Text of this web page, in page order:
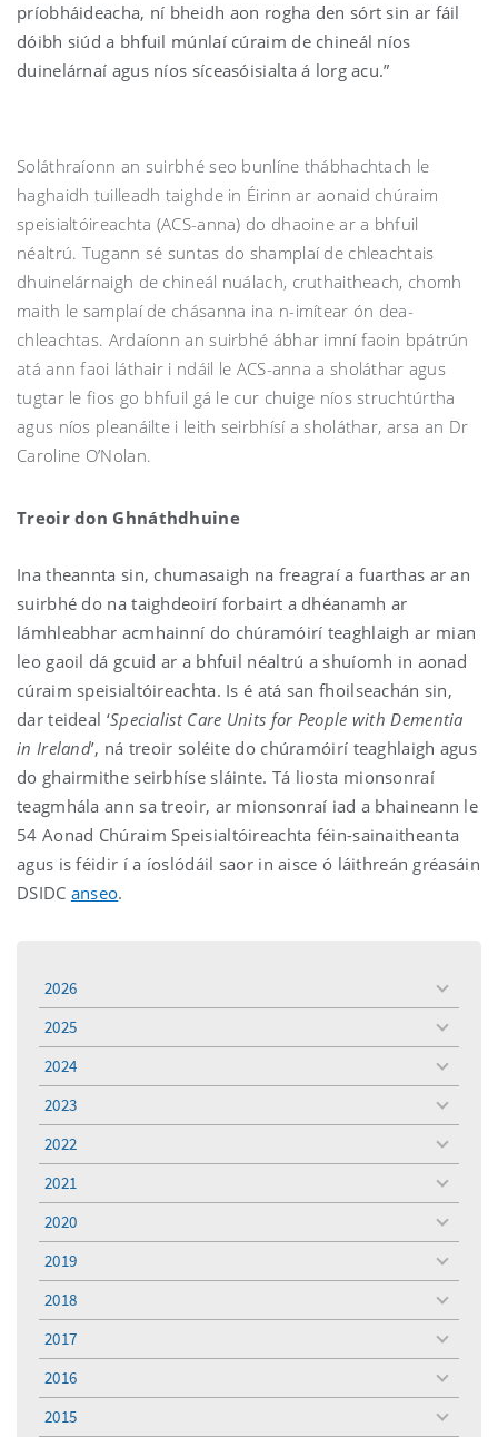
príobháideacha, ní bheidh aon rogha den sórt sin ar fáil
dóibh siúd a bhfuil múnlaí cúraim de chineál níos
duinelárnaí agus níos síceasóisialta á lorg acu.”
Soláthraíonn an suirbhé seo bunlíne thábhachtach le
haghaidh tuilleadh taighde in Éirinn ar aonaid chúraim
speisialtóireachta (ACS-anna) do dhaoine ar a bhfuil
néaltrú. Tugann sé suntas do shamplaí de chleachtais
dhuinelárnaigh de chineál nuálach, cruthaitheach, chomh
maith le samplaí de chásanna ina n-imítear ón dea-
chleachtas. Ardaíonn an suirbhé ábhar imní faoin bpátrún
atá ann faoi láthair i ndáil le ACS-anna a sholáthar agus
tugtar le fios go bhfuil gá le cur chuige níos struchtúrtha
agus níos pleanáilte i leith seirbhísí a sholáthar, arsa an Dr
Caroline O’Nolan.
Treoir don Ghnáthdhuine
Ina theannta sin, chumasaigh na freagraí a fuarthas ar an
suirbhé do na taighdeoirí forbairt a dhéanamh ar
lámhleabhar acmhainní do chúramóirí teaghlaigh ar mian
leo gaoil dá gcuid ar a bhfuil néaltrú a shuíomh in aonad
cúraim speisialtóireachta. Is é atá san fhoilseachán sin,
dar teideal ‘Specialist Care Units for People with Dementia
in Ireland’, ná treoir soléite do chúramóirí teaghlaigh agus
do ghairmithe seirbhíse sláinte. Tá liosta mionsonraí
teagmhála ann sa treoir, ar mionsonraí iad a bhaineann le
54 Aonad Chúraim Speisialtóireachta féin-sainaitheanta
agus is féidir í a íoslódáil saor in aisce ó láithreán gréasáin
DSIDC anseo.
2026
toggle
menu
2025
toggle
menu
2024
toggle
menu
2023
toggle
menu
2022
toggle
menu
2021
toggle
menu
2020
toggle
menu
2019
toggle
menu
2018
toggle
menu
2017
toggle
menu
2016
toggle
menu
2015
toggle